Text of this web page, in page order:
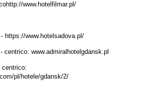
www.hotelfilmar.pl/
www.hotelsadova.pl/
www.admiralhotelgdansk.pl
pl/hotele/gdansk/2/